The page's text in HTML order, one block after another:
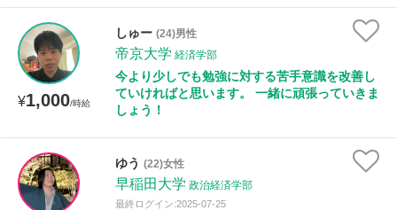
¥1,000/時給
しゅー (24)男性
帝京大学 経済学部
今より少しでも勉強に対する苦手意識を改善し
ていければと思います。 一緒に頑張っていきま
しょう！
ゆう (22)女性
早稲田大学 政治経済学部
最終ログイン:2025-07-25